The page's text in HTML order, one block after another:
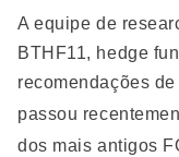
A equipe de
BTHF11, hedge
recomendações
passou
dos mais antigos